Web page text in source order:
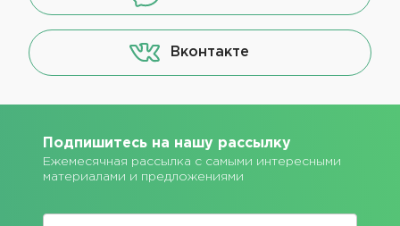
Вконтакте
Подпишитесь на нашу рассылку
Ежемесячная рассылка с самыми интересными
материалами и предложениями